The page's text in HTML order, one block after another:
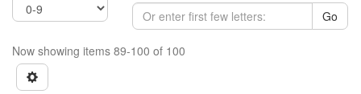
Go
Now showing items 89-100 of 100